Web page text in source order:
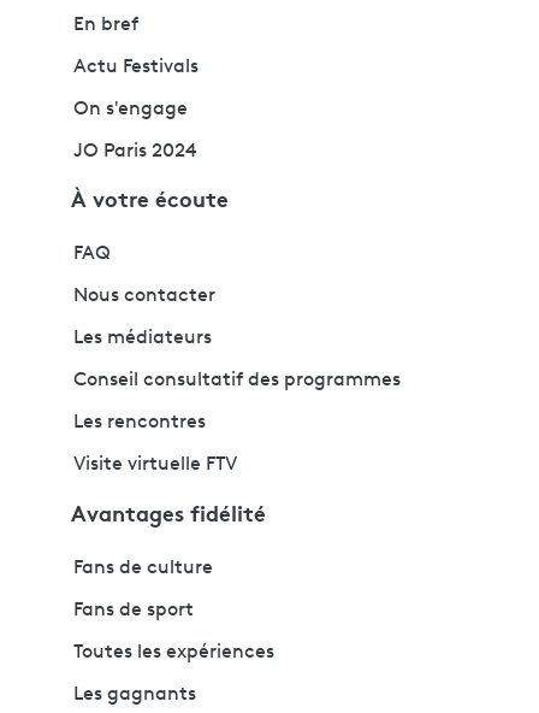
En bref
Actu Festivals
On s'engage
JO Paris 2024
À votre écoute
FAQ
Nous contacter
Les médiateurs
Conseil consultatif des programmes
Les rencontres
Visite virtuelle FTV
Avantages fidélité
Fans de culture
Fans de sport
Toutes les expériences
Les gagnants